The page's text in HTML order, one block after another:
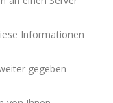
Informationen
gegeben